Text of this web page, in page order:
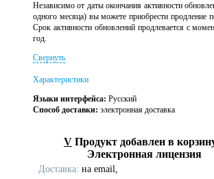
Независимо от даты окончания активности
одного месяца) вы можете приобрести продление
Срок активности обновлений продлевается с
год.
Свернуть
Характеристики
Языки интерфейса: Русский
Способ доставки: электронная доставка
V Продукт добавлен в
Электронная лицензия
Доставка: на email,